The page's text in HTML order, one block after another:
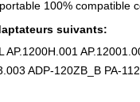
100% compatible
suivants:
AP.1200H.001
ADP-120ZB_B PA-